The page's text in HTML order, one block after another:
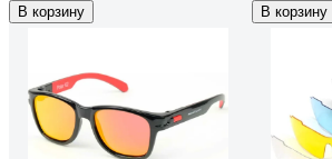
В корзину В корзину